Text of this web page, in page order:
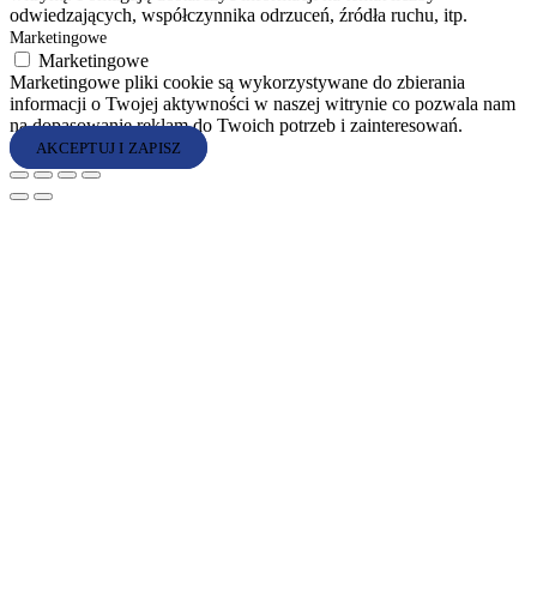
odwiedzających, współczynnika odrzuceń, źródła ruchu, itp.
Marketingowe
Marketingowe
Marketingowe pliki cookie są wykorzystywane do zbierania
informacji o Twojej aktywności w naszej witrynie co pozwala nam
na dopasowanie reklam do Twoich potrzeb i zainteresowań.
AKCEPTUJ I ZAPISZ